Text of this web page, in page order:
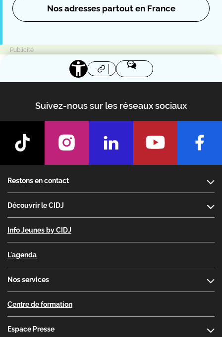
Nos adresses partout en France
Suivez-nous sur les réseaux sociaux
Restons en contact
Découvrir le CIDJ
Info Jeunes by CIDJ
L'agenda
Nos services
Centre de formation
Espace Presse